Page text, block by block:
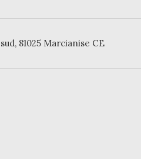
81025 Marcianise CE